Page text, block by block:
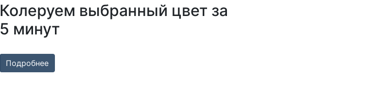
Колеруем выбранный цвет за
5 минут
Подробнее